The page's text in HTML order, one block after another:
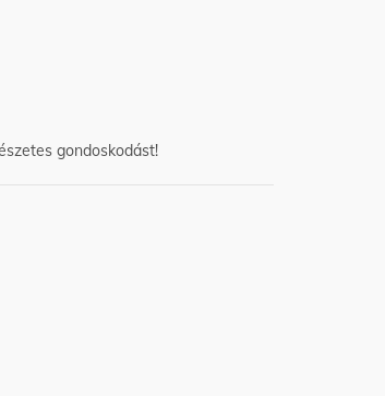
gondoskodást!